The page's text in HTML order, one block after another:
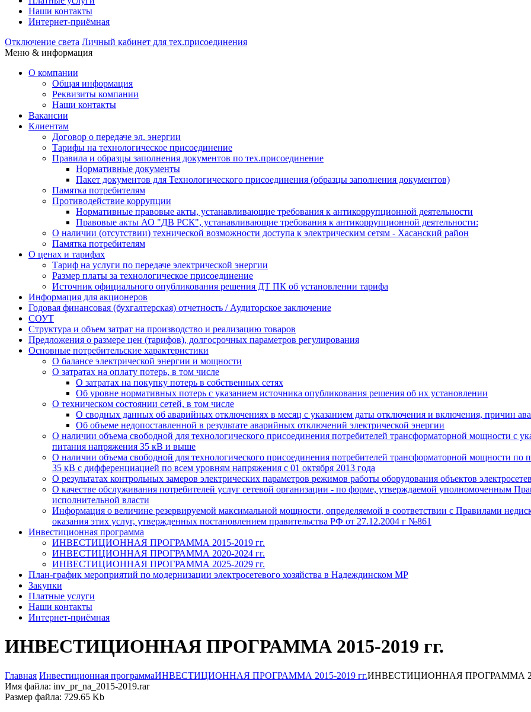
Наши контакты
Интернет-приёмная
Отключение света Личный кабинет для тех.присоединения
Меню & информация
О компании
Общая информация
Реквизиты компании
Наши контакты
Вакансии
Клиентам
Договор о передаче эл. энергии
Тарифы на технологическое присоединение
Правила и образцы заполнения документов по тех.присоединение
Нормативные документы
Пакет документов для Технологического присоединения (образцы заполнения документов)
Памятка потребителям
Противодействие коррупции
Нормативные правовые акты, устанавливающие требования к антикоррупционной деятельности
Правовые акты АО "ДВ РСК", устанавливающие требования к антикоррупционной деятельности:
О наличии (отсутствии) технической возможности доступа к электрическим сетям - Хасанский район
Памятка потребителям
О ценах и тарифах
Тариф на услуги по передаче электрической энергии
Размер платы за технологическое присоединение
Источник официального опубликования решения ДТ ПК об установлении тарифа
Информация для акционеров
Годовая финансовая (бухгалтерская) отчетность / Аудиторское заключение
СОУТ
Структура и объем затрат на производство и реализацию товаров
Предложения о размере цен (тарифов), долгосрочных параметров регулирования
Основные потребительские характеристики
О балансе электрической энергии и мощности
О затратах на оплату потерь, в том числе
О затратах на покупку потерь в собственных сетях
Об уровне нормативных потерь с указанием источника опубликования решения об их установлении
О техническом состоянии сетей, в том числе
О сводных данных об аварийных отключениях в месяц с указанием даты отключения и включения, причин
Об объеме недопоставленной в результате аварийных отключений электрической энергии
О наличии объема свободной для технологического присоединения потребителей трансформаторной мощности с
питания напряжения 35 кВ и выше
О наличии объема свободной для технологического присоединения потребителей трансформаторной мощности
35 кВ с дифференциацией по всем уровням напряжения с 01 октября 2013 года
О результатах контрольных замеров электрических параметров режимов работы оборудования объектов
О качестве обслуживания потребителей услуг сетевой организации - по форме, утверждаемой уполномоченным
исполнительной власти
Информация о величине резервируемой максимальной мощности, определяемой в соответствии с Правилами
оказания этих услуг, утвержденных постановлением правительства РФ от 27.12.2004 г №861
Инвестиционная программа
ИНВЕСТИЦИОННАЯ ПРОГРАММА 2015-2019 гг.
ИНВЕСТИЦИОННАЯ ПРОГРАММА 2020-2024 гг.
ИНВЕСТИЦИОННАЯ ПРОГРАММА 2025-2029 гг.
План-график мероприятий по модернизации электросетевого хозяйства в Надеждинском МР
Закупки
Платные услуги
Наши контакты
Интернет-приёмная
ИНВЕСТИЦИОННАЯ ПРОГРАММА 2015-2019 гг.
Главная Инвестиционная программаИНВЕСТИЦИОННАЯ ПРОГРАММА 2015-2019 гг.ИНВЕСТИЦИОННАЯ ПРОГРАММА
Имя файла: inv_pr_na_2015-2019.rar
Размер файла: 729.65 Kb